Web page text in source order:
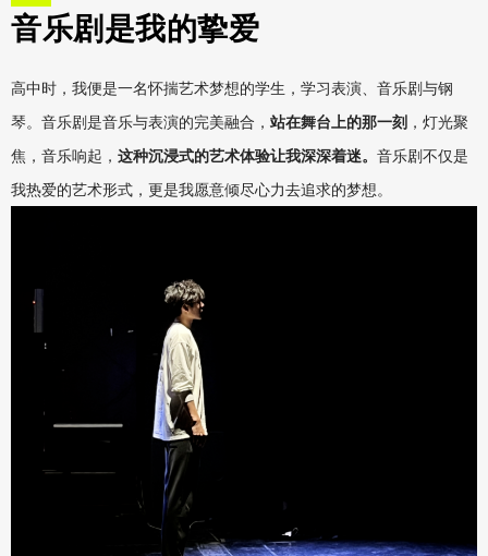
音乐剧是我的挚爱
高中时，我便是一名怀揣艺术梦想的学生，学习表演、音乐剧与钢
琴。音乐剧是音乐与表演的完美融合， 站在舞台上的那一刻 ，灯光聚
焦，音乐响起， 这种沉浸式的艺术体验让我深深着迷。 音乐剧不仅是
我热爱的艺术形式，更是我愿意倾尽心力去追求的梦想。